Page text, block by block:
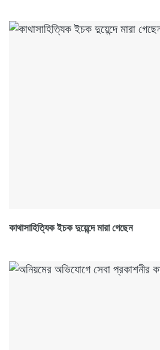
কাথাসাহিত্যিক ইচক দুয়েন্দে মারা গেছেন